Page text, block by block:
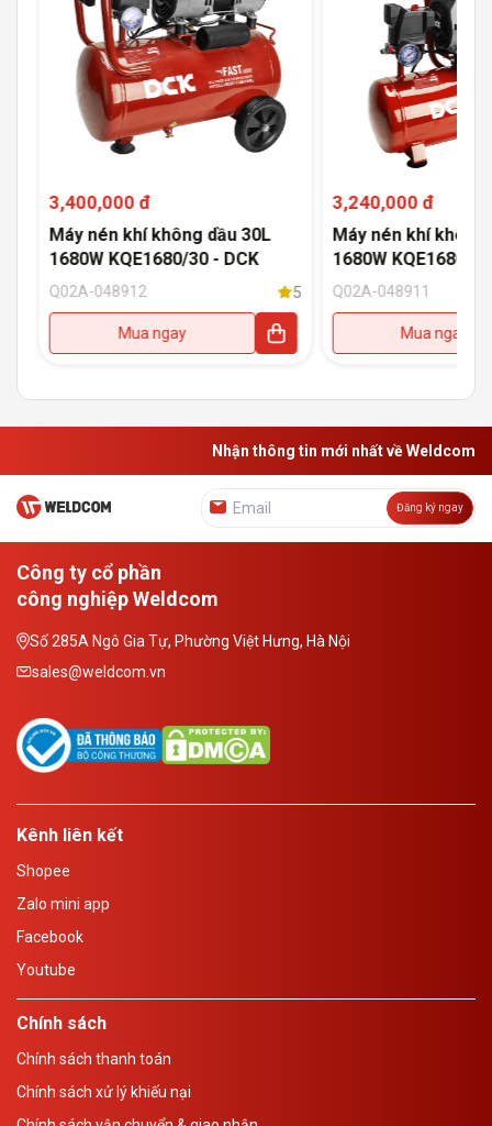
3,400,000 đ
Máy nén khí không dầu 30L
1680W KQE1680/30 - DCK
Q02A-048912 5
Mua ngay
3,240,000 đ
Máy nén khí không
1680W KQE1680/
Q02A-048911
Mua ngay
Nhận thông tin mới nhất về Weldcom
Đăng ký ngay
Công ty cổ phần
công nghiệp Weldcom
Số 285A Ngô Gia Tự, Phường Việt Hưng, Hà Nội
sales@weldcom.vn
Kênh liên kết
Shopee
Zalo mini app
Facebook
Youtube
Chính sách
Chính sách thanh toán
Chính sách xử lý khiếu nại